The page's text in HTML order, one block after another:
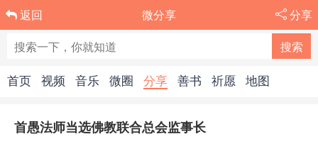
返回 微分享 分享
首页 视频 音乐 微圈 分享 善书 祈愿 地图
首愚法师当选佛教联合总会监事长